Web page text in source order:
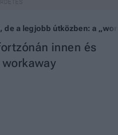
de a legjobb útközben: a
innen és